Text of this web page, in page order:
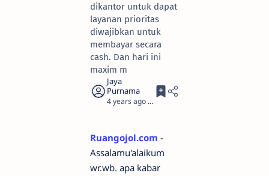
dikantor untuk dapat
layanan prioritas
diwajibkan untuk
membayar secara
cash. Dan hari ini
maxim m
4 years ago 1
Ruangojol.com -
Assalamu'alaikum
wr.wb. apa kabar